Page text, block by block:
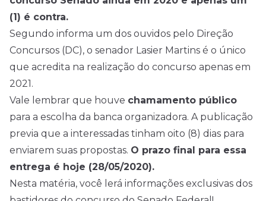
(1) é contra.
Segundo informa um dos ouvidos pelo Direção
Concursos (DC), o senador Lasier Martins é o único
que acredita na realização do concurso apenas em
2021.
Vale lembrar que houve chamamento público
para a escolha da banca organizadora. A publicação
previa que a interessadas tinham oito (8) dias para
enviarem suas propostas. O prazo final para essa
entrega é hoje (28/05/2020).
Nesta matéria, você lerá informações exclusivas dos